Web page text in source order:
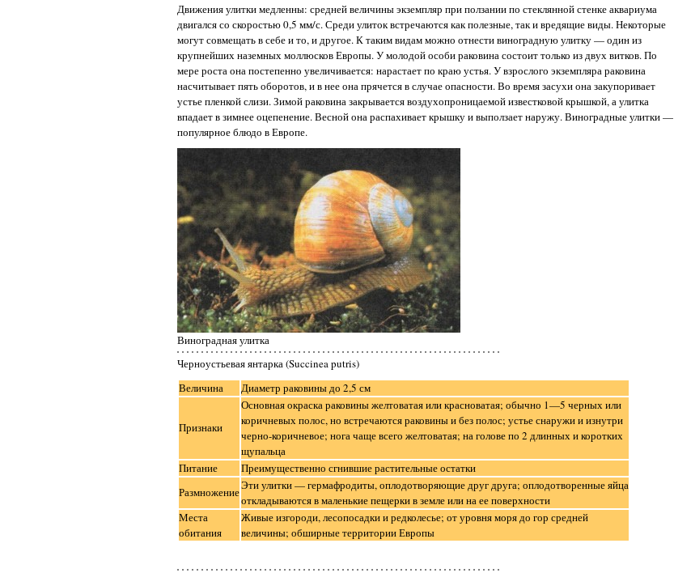
Движения улитки медленны: средней величины экземпляр при ползании по стеклянной стенке аквариума
двигался со скоростью 0,5 мм/с. Среди улиток встречаются как полезные, так и вредящие виды. Некоторые
могут совмещать в себе и то, и другое. К таким видам можно отнести виноградную улитку — один из
крупнейших наземных моллюсков Европы. У молодой особи раковина состоит только из двух витков. По
мере роста она постепенно увеличивается: нарастает по краю устья. У взрослого экземпляра раковина
насчитывает пять оборотов, и в нее она прячется в случае опасности. Во время засухи она закупоривает
устье пленкой слизи. Зимой раковина закрывается воздухопроницаемой известковой крышкой, а улитка
впадает в зимнее оцепенение. Весной она распахивает крышку и выползает наружу. Виноградные улитки —
популярное блюдо в Европе.
Виноградная улитка
Черноустьевая янтарка (Succinea putris)
Величина
Диаметр раковины до 2,5 см
Признаки
Основная окраска раковины желтоватая или красноватая; обычно 1—5 черных или
коричневых полос, но встречаются раковины и без полос; устье снаружи и изнутри
черно-коричневое; нога чаще всего желтоватая; на голове по 2 длинных и коротких
щупальца
Питание
Преимущественно сгнившие растительные остатки
РазмножениеЭти улитки — гермафродиты, оплодотворяющие друг друга; оплодотворенные яйца
откладываются в маленькие пещерки в земле или на ее поверхности
Места
обитания
Живые изгороди, лесопосадки и редколесье; от уровня моря до гор средней
величины; обширные территории Европы